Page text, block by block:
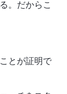
。だからこ
とが証明で